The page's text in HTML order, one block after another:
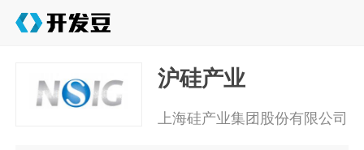
沪硅产业
上海硅产业集团股份有限公司